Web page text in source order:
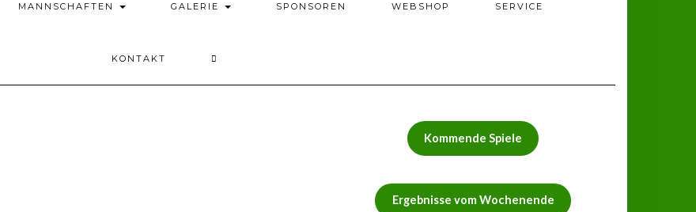
MANNSCHAFTEN GALERIE SPONSOREN WEBSHOP SERVICE
KONTAKT
Kommende Spiele
Ergebnisse vom Wochenende